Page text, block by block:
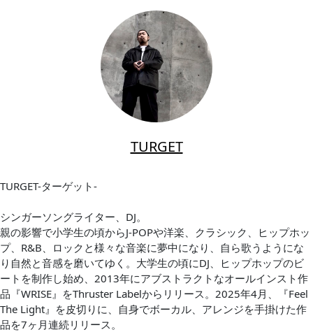
TURGET
TURGET-ターゲット-
シンガーソングライター、DJ。
親の影響で小学生の頃からJ-POPや洋楽、クラシック、ヒップホッ
プ、R&B、ロックと様々な音楽に夢中になり、自ら歌うようにな
り自然と音感を磨いてゆく。大学生の頃にDJ、ヒップホップのビ
ートを制作し始め、2013年にアブストラクトなオールインスト作
品『WRISE』をThruster Labelからリリース。2025年4月、『Feel
The Light』を皮切りに、自身でボーカル、アレンジを手掛けた作
品を7ヶ月連続リリース。